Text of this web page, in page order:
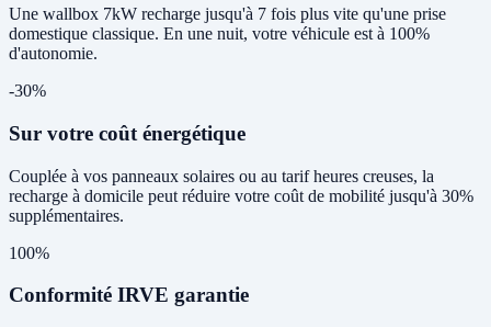
Une wallbox 7kW recharge jusqu'à 7 fois plus vite qu'une prise
domestique classique. En une nuit, votre véhicule est à 100%
d'autonomie.
-30%
Sur votre coût énergétique
Couplée à vos panneaux solaires ou au tarif heures creuses, la
recharge à domicile peut réduire votre coût de mobilité jusqu'à 30%
supplémentaires.
100%
Conformité IRVE garantie